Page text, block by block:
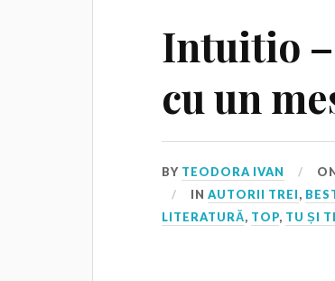
Intuitio
cu un
BY TEODORA IVAN
INAUTORII TREI,
LITERATURĂ, TOP, TU ȘI